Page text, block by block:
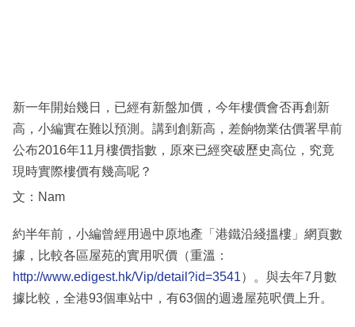
區
新一年開始幾日，已經有新盤加價，今年樓價會否再創新
高，小編實在難以預測。講到創新高，差餉物業估價署早前
公布2016年11月樓價指數，原來已經突破歷史高位，究竟
現時實際樓價有幾高呢？
文：Nam
約半年前，小編曾經用過中原地產「港鐵沿綫搵樓」網頁數
據，比較各區屋苑的實用呎價（重溫：
http://www.edigest.hk/Vip/detail?id=3541）。與去年7月數
據比較，全港93個車站中，有63個的週邊屋苑呎價上升。